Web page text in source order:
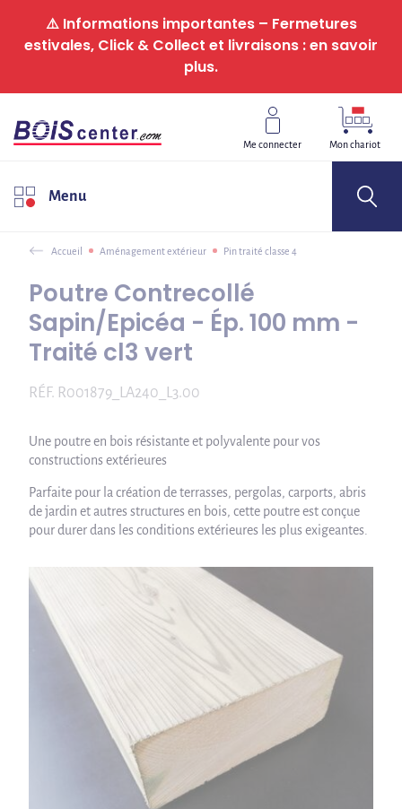
⚠️ Informations importantes – Fermetures
estivales, Click & Collect et livraisons : en savoir
plus.
Me connecter Mon chariot
Menu
Accueil Aménagement extérieur Pin traité classe 4
Poutre Contrecollé
Sapin/Epicéa - Ép. 100 mm -
Traité cl3 vert
RÉF. R001879_LA240_L3.00
Une poutre en bois résistante et polyvalente pour vos
constructions extérieures
Parfaite pour la création de terrasses, pergolas, carports, abris
de jardin et autres structures en bois, cette poutre est conçue
pour durer dans les conditions extérieures les plus exigeantes.